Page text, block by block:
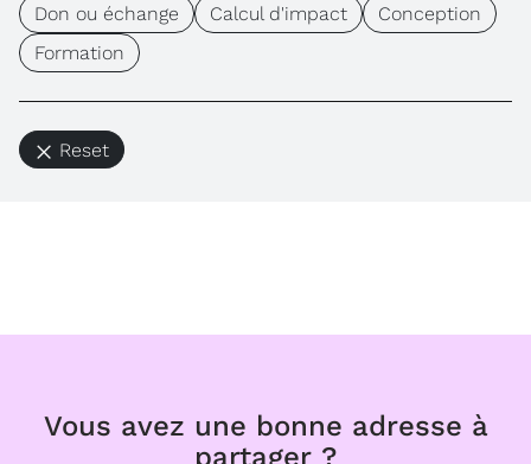
Don ou échange Calcul d'impact
Conception
Formation
Reset
Vous avez une bonne adresse à
partager ?